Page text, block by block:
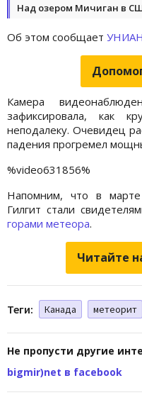
Над озером Мичиган в
Об этом сообщает УНИАН
Камера
зафиксировала, как
неподалеку. Очевидец
падения прогремел
%video631856%
Напомним, что в марте
Гилгит стали
горами метеора.
Читайте
Теги: Канада метеорит
Не пропусти другие
bigmir)net в facebook